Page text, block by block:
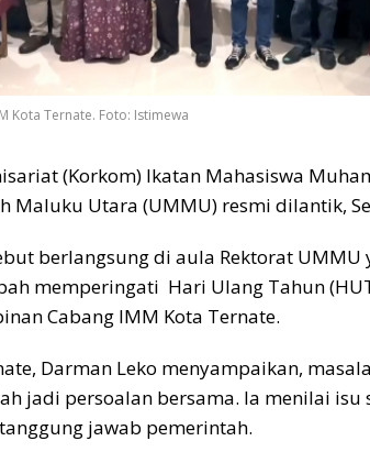
Kota Ternate. Foto: Istimewa
(Korkom) Ikatan Mahasiswa
Maluku Utara (UMMU) resmi dilantik,
berlangsung di aula Rektorat
memperingati Hari Ulang Tahun
Cabang IMM Kota Ternate.
Darman Leko menyampaikan,
jadi persoalan bersama. Ia menilai isu
jawab pemerintah.